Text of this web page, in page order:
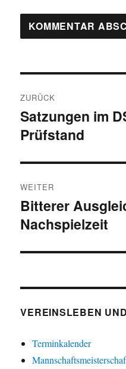
ZURÜCK
Vorheriger
Beitrag:
Satzungen im
Prüfstand
WEITER
Nächster
Beitrag:
Bitterer
Nachspielzeit
VEREINSLEBEN
Terminkalender